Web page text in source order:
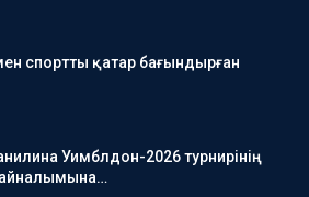
спортты қатар бағындырған
Уимблдон-2026 турнирінің